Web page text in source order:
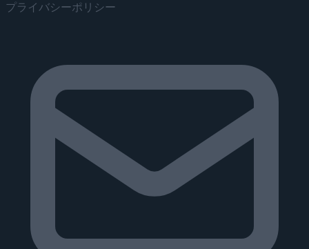
プライバシーポリシー